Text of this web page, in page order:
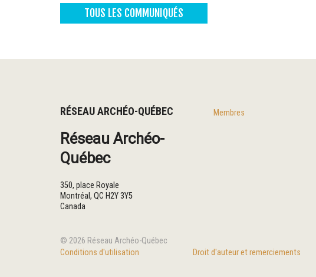
TOUS LES COMMUNIQUÉS
RÉSEAU ARCHÉO-QUÉBEC
Réseau Archéo-
Québec
350, place Royale
Montréal, QC H2Y 3Y5
Canada
Membres
© 2026 Réseau Archéo-Québec
Conditions d'utilisation
Droit d'auteur et remerciements